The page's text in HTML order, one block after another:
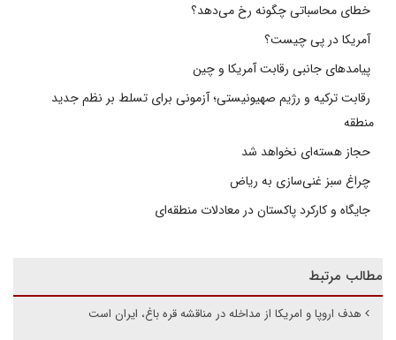
خطای محاسباتی چگونه رخ می‌دهد؟
آمریکا در پی چیست؟
پیامدهای جانبی رقابت آمریکا و چین
رقابت ترکیه و رژیم صهیونیستی؛ آزمونی برای تسلط بر نظم جدید
منطقه
حجاز هسته‌ای نخواهد شد
چراغ سبز غنی‌سازی به ریاض
جایگاه و کارکرد پاکستان در معادلات منطقه‌ای
مطالب مرتبط
هدف اروپا و امریکا از مداخله در مناقشه قره باغ، ایران است